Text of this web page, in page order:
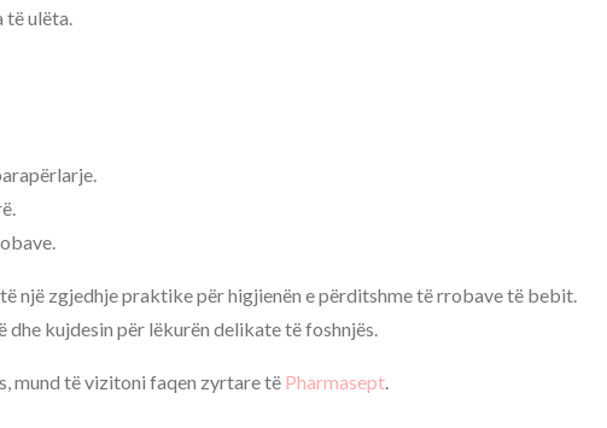
të ulëta.
një zgjedhje praktike për higjienën e përditshme të rrobave të bebit.
kujdesin për lëkurën delikate të foshnjës.
mund të vizitoni faqen zyrtare të Pharmasept.